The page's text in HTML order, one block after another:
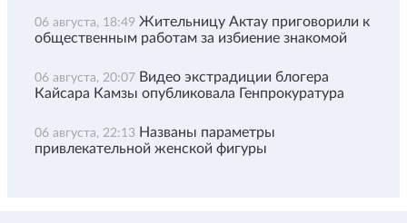
06 августа, 18:49 Жительницу Актау приговорили к
общественным работам за избиение знакомой
06 августа, 20:07 Видео экстрадиции блогера
Кайсара Камзы опубликовала Генпрокуратура
06 августа, 22:13 Названы параметры
привлекательной женской фигуры